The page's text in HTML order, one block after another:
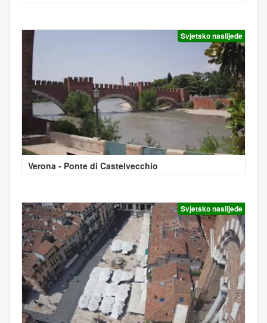
Svjetsko naslijeđe
Verona - Ponte di Castelvecchio
Svjetsko naslijeđe